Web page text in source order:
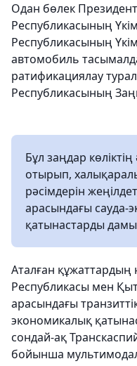
Одан бөлек
Республикасының
Республикасының
автомобиль
ратификациялау
Республикасының
Бұл заңдар
отырып,
рәсімдерін
арасындағы сауда-
қатынастарды
Аталған
Республикасы мен
арасындағы
экономикалық
сондай-ақ
бойынша